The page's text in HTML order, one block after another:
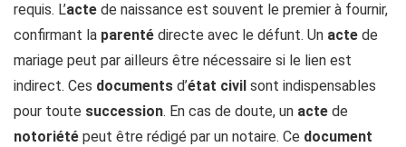
requis. L’acte de naissance est souvent le premier à fournir,
confirmant la parenté directe avec le défunt. Un acte de
mariage peut par ailleurs être nécessaire si le lien est
indirect. Ces documents d’état civil sont indispensables
pour toute succession. En cas de doute, un acte de
notoriété peut être rédigé par un notaire. Ce document